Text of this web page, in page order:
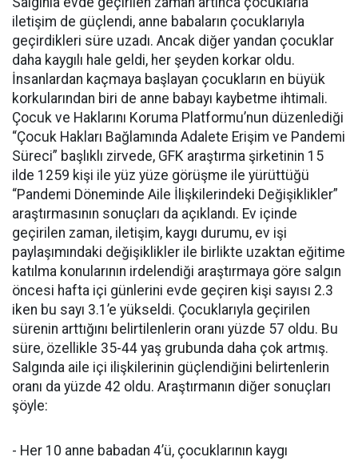
iletişim de güçlendi, anne babaların çocuklarıyla
geçirdikleri süre uzadı. Ancak diğer yandan çocuklar
daha kaygılı hale geldi, her şeyden korkar oldu.
İnsanlardan kaçmaya başlayan çocukların en büyük
korkularından biri de anne babayı kaybetme ihtimali.
Çocuk ve Haklarını Koruma Platformu’nun düzenlediği
“Çocuk Hakları Bağlamında Adalete Erişim ve Pandemi
Süreci” başlıklı zirvede, GFK araştırma şirketinin 15
ilde 1259 kişi ile yüz yüze görüşme ile yürüttüğü
“Pandemi Döneminde Aile İlişkilerindeki Değişiklikler”
araştırmasının sonuçları da açıklandı. Ev içinde
geçirilen zaman, iletişim, kaygı durumu, ev işi
paylaşımındaki değişiklikler ile birlikte uzaktan eğitime
katılma konularının irdelendiği araştırmaya göre salgın
öncesi hafta içi günlerini evde geçiren kişi sayısı 2.3
iken bu sayı 3.1’e yükseldi. Çocuklarıyla geçirilen
sürenin arttığını belirtilenlerin oranı yüzde 57 oldu. Bu
süre, özellikle 35-44 yaş grubunda daha çok artmış.
Salgında aile içi ilişkilerinin güçlendiğini belirtenlerin
oranı da yüzde 42 oldu. Araştırmanın diğer sonuçları
şöyle:
- Her 10 anne babadan 4’ü, çocuklarının kaygı